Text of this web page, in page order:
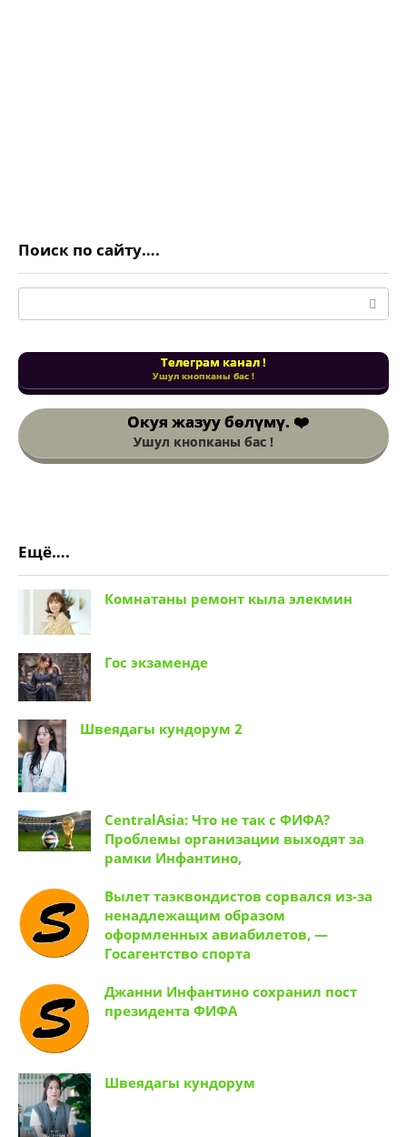
Поиск по сайту….
Телеграм канал !
Ушул кнопканы бас !
Окуя жазуу
бөлүмү. ❤️
CentralAsia: Что не так с ФИФА?
Проблемы организации выходят за
рамки Инфантино,
Вылет таэквондистов сорвался из-за
ненадлежащим образом
оформленных авиабилетов, —
Госагентство спорта
Джанни Инфантино сохранил пост